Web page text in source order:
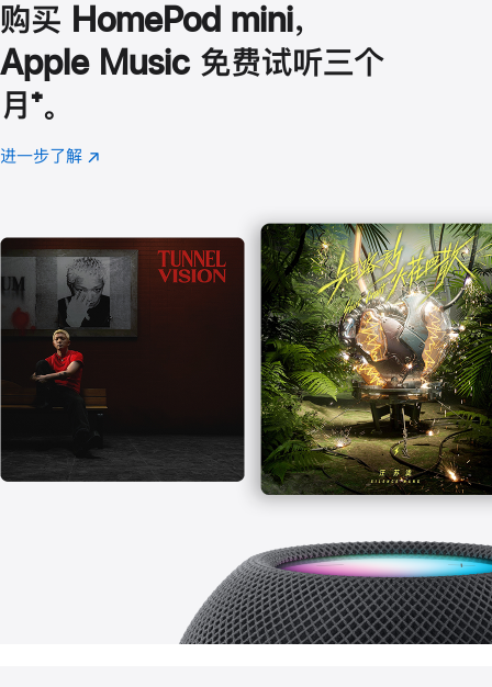
购买 HomePod mini，
Apple Music 免费试听三个
月 脚
注
⁺。
进一步了解 Apple
(在
口
中
打
开)